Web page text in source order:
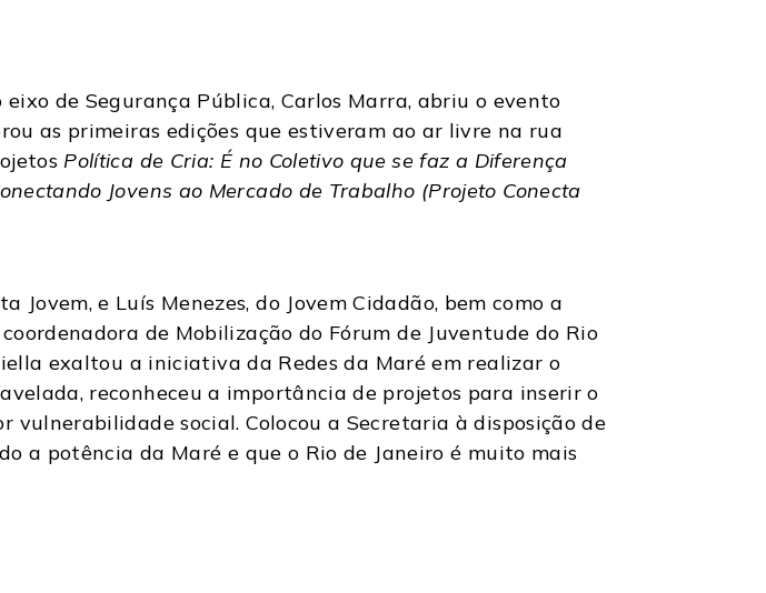
de Segurança Pública, Carlos Marra, abriu o evento
as primeiras edições que estiveram ao ar livre na rua
Política de Cria: É no Coletivo que se faz a Diferença
Jovens ao Mercado de Trabalho (Projeto Conecta
e Luís Menezes, do Jovem Cidadão, bem como a
de Mobilização do Fórum de Juventude do Rio
exaltou a iniciativa da Redes da Maré em realizar o
reconheceu a importância de projetos para inserir o
vulnerabilidade social. Colocou a Secretaria à disposição de
a potência da Maré e que o Rio de Janeiro é muito mais